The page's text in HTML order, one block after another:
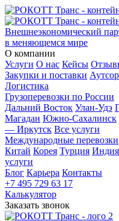
Внешнеэкономический
в меняющемся мире
О компании
Услуги О нас Кейсы
Закупки и поставки
Логистика
Грузоперевозки по России
Дальний Восток Улан-Удэ
Магадан Южно-Сахалинск
— Иркутск Все услуги
Международные перевозки
Китай Корея Турция Индия
услуги
Блог Карьера Контакты
+7 495 729 63 17
Калькулятор
Заказать звонок